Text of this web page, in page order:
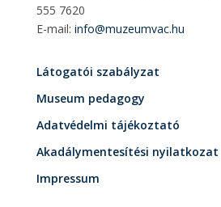
555 7620
E-mail: info@muzeumvac.hu
Látogatói szabályzat
Museum pedagogy
Adatvédelmi tájékoztató
Akadálymentesítési nyilatkozat
Impressum